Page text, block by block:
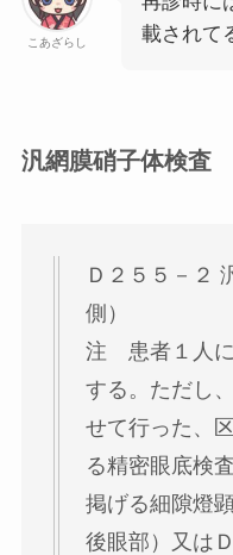
こあざらし
載されて
汎網膜硝子体検査
Ｄ２５５－２
側）
注 患者１人に
する。ただし
せて行った、
る精密眼底検
掲げる細隙燈
後眼部）又は